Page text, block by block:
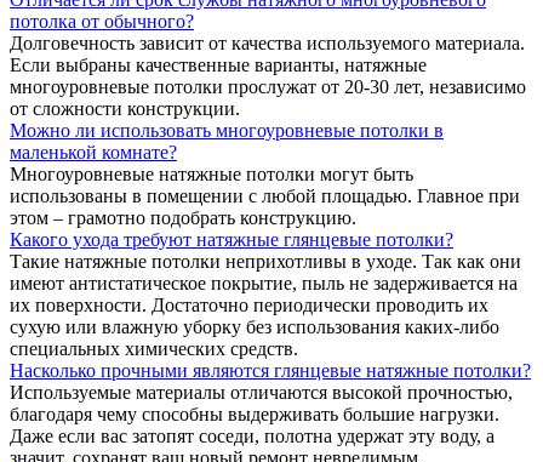
потолка от обычного?
Долговечность зависит от качества используемого материала.
Если выбраны качественные варианты, натяжные
многоуровневые потолки прослужат от 20-30 лет, независимо
от сложности конструкции.
Можно ли использовать многоуровневые потолки в
маленькой комнате?
Многоуровневые натяжные потолки могут быть
использованы в помещении с любой площадью. Главное при
этом – грамотно подобрать конструкцию.
Какого ухода требуют натяжные глянцевые потолки?
Такие натяжные потолки неприхотливы в уходе. Так как они
имеют антистатическое покрытие, пыль не задерживается на
их поверхности. Достаточно периодически проводить их
сухую или влажную уборку без использования каких-либо
специальных химических средств.
Насколько прочными являются глянцевые натяжные потолки?
Используемые материалы отличаются высокой прочностью,
благодаря чему способны выдерживать большие нагрузки.
Даже если вас затопят соседи, полотна удержат эту воду, а